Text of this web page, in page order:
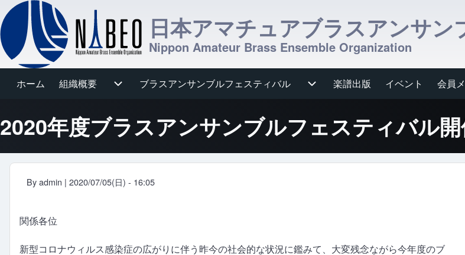
日本アマチュアブラスアンサン
Nippon Amateur Brass Ensemble Organization
メインナビゲーション
ホーム 組織概要
組織概要 sub-navigationブラスアンサンブルフェスティバル
ブラスアンサンブルフェスティバル sub-navigation
楽譜出版 イベント 会員
会員
2020年度ブラスアンサンブルフェスティバル
Byadmin | 2020/07/05(日) - 16:05
関係各位
新型コロナウィルス感染症の広がりに伴う昨今の社会的な状況に鑑みて、大変残念ながら今年度のブ